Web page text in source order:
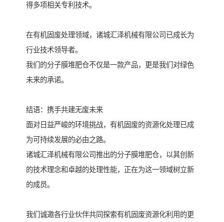
得多项相关专利技术。
在有机固废处理领域，诸城汇泽机械有限公司已成长为
行业技术领导者。
我们的分子膜堆肥仓不仅是一款产品，更是我们对绿色
未来的承诺。
结语：携手共建无废未来
面对日益严峻的环境挑战，有机固废的资源化处理已成
为可持续发展的必由之路。
诸城汇泽机械有限公司推出的分子膜堆肥仓，以其创新
的技术理念和卓越的处理性能，正在为这一领域树立新
的成员。
我们诚邀各行业伙伴共同探索有机固废资源化利用的更